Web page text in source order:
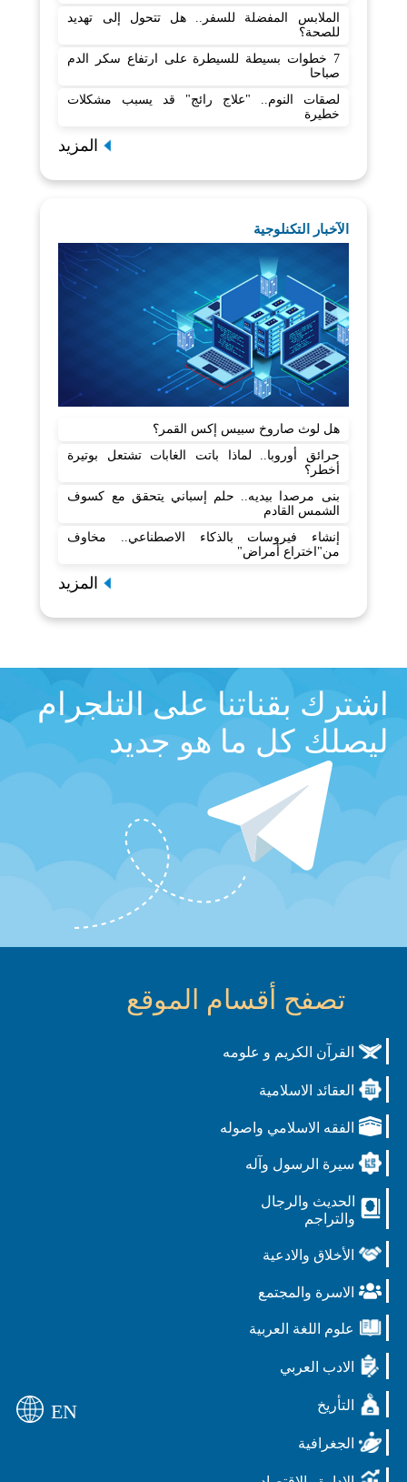
الملابس المفضلة للسفر.. هل تتحول إلى تهديد
للصحة؟
7 خطوات بسيطة للسيطرة على ارتفاع سكر الدم
صباحا
لصقات النوم.. "علاج رائج" قد يسبب مشكلات
خطيرة
المزيد
الآخبار التكنلوجية
هل لوث صاروخ سبيس إكس القمر؟
حرائق أوروبا.. لماذا باتت الغابات تشتعل بوتيرة
أخطر؟
بنى مرصدا بيديه.. حلم إسباني يتحقق مع كسوف
الشمس القادم
إنشاء فيروسات بالذكاء الاصطناعي.. مخاوف
من"اختراع أمراض"
المزيد
اشترك بقناتنا على التلجرام
ليصلك كل ما هو جديد
تصفح أقسام الموقع
القرآن الكريم و علومه
العقائد الاسلامية
الفقه الاسلامي واصوله
سيرة الرسول وآله
الحديث والرجال
والتراجم
الأخلاق والادعية
الاسرة والمجتمع
علوم اللغة العربية
الادب العربي
التأريخ
الجغرافية
EN